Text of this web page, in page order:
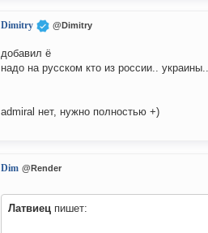
Dimitry @Dimitry
добавил ё
надо на русском кто из россии..
admiral нет, нужно полностью +)
Dim @Render
Латвиец пишет: